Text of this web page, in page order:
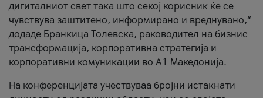
дигиталниот свет така што секој корисник ќе се
чувствува заштитено, информирано и вреднувано,“
додаде Бранкица Толевска, раководител на бизнис
трансформација, корпоративна стратегија и
корпоративни комуникации во А1 Македонија.
На конференцијата учествуваа бројни истакнати